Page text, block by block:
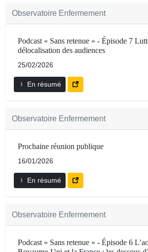
Observatoire Enfermement
Podcast « Sans retenue » - Épisode 7
délocalisation des audiences
25/02/2026
En résumé
Observatoire Enfermement
Prochaine réunion publique
16/01/2026
En résumé
Observatoire Enfermement
Podcast « Sans retenue » - Épisode 6